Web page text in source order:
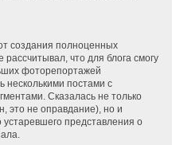
создания полноценных
рассчитывал, что для блога смогу
фоторепортажей
несколькими постами с
Сказалась не только
это не оправдание), но и
представления о